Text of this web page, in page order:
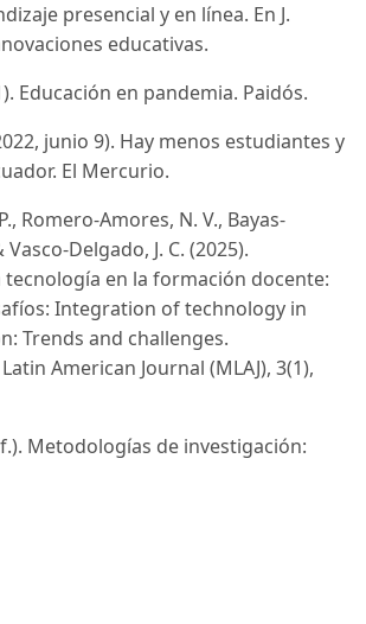
presencial y en línea. En J.
educativas.
Educación en pandemia. Paidós.
junio 9). Hay menos estudiantes y
El Mercurio.
Romero-Amores, N. V., Bayas-
Delgado, J. C. (2025).
en la formación docente:
Integration of technology in
Trends and challenges.
American Journal (MLAJ), 3(1),
Metodologías de investigación: